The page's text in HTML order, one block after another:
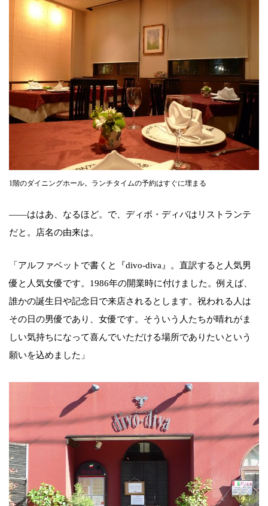
1階のダイニングホール。ランチタイムの予約はすぐに埋まる
――ははあ、なるほど。で、ディボ・ディバはリストランテ
だと。店名の由来は。
「アルファベットで書くと『divo-diva』。直訳すると人気男
優と人気女優です。1986年の開業時に付けました。例えば、
誰かの誕生日や記念日で来店されるとします。祝われる人は
その日の男優であり、女優です。そういう人たちが晴れがま
しい気持ちになって喜んでいただける場所でありたいという
願いを込めました」